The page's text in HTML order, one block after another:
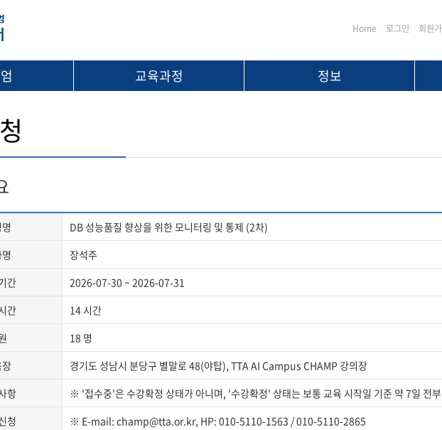
Home 로그인 회원
교육과정 정보
DB 성능품질 향상을 위한 모니터링 및 통제 (2차)
장석주
간
2026-07-30 ~ 2026-07-31
간
14 시간
18 명
경기도 성남시 분당구 별말로 48(야탑), TTA AI Campus CHAMP 강의장
항
※ '접수중'은 수강확정 상태가 아니며, '수강확정' 상태는 보통 교육 시작일 기준 약 7일 전
청
※ E-mail: champ@tta.or.kr, HP: 010-5110-1563 / 010-5110-2865